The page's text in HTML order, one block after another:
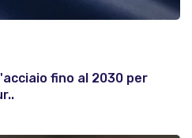
fino al 2030 per